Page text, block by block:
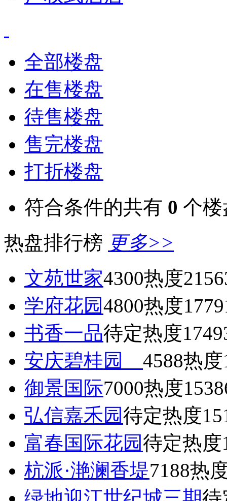
全部楼盘
在售楼盘
待售楼盘
售完楼盘
打折楼盘
符合条件的共有 0 个楼
热盘排行榜 更多>>
文苑世家4300热度
学府花园4800热度
书香一品待定热度
安庆碧桂园 4588热度
御景国际7000热度
弘信嘉禾园待定热度
富春国际花园待定热度
杭派·滟澜香堤7188热